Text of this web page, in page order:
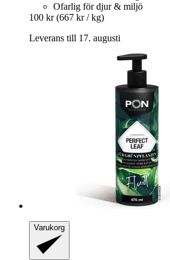
Ofarlig för djur & miljö
100 kr (667 kr / kg)
Leverans till 17. augusti
Varukorg